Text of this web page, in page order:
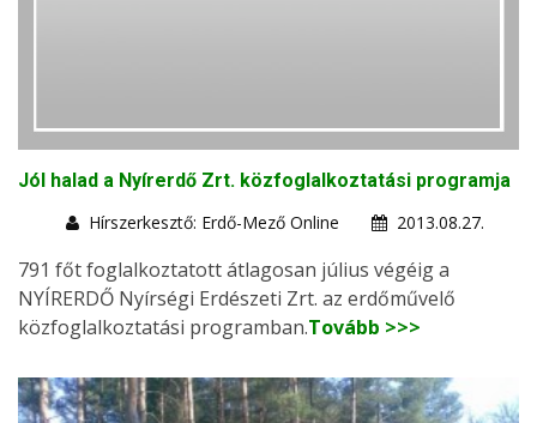
Jól halad a Nyírerdő Zrt. közfoglalkoztatási programja
Hírszerkesztő: Erdő-Mező Online
2013.08.27.
791 főt foglalkoztatott átlagosan július végéig a
NYÍRERDŐ Nyírségi Erdészeti Zrt. az erdőművelő
közfoglalkoztatási programban.Tovább >>>